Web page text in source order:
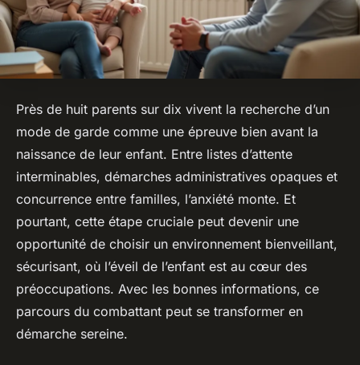
Près de huit parents sur dix vivent la recherche d’un
mode de garde comme une épreuve bien avant la
naissance de leur enfant. Entre listes d’attente
interminables, démarches administratives opaques et
concurrence entre familles, l’anxiété monte. Et
pourtant, cette étape cruciale peut devenir une
opportunité de choisir un environnement bienveillant,
sécurisant, où l’éveil de l’enfant est au cœur des
préoccupations. Avec les bonnes informations, ce
parcours du combattant peut se transformer en
démarche sereine.